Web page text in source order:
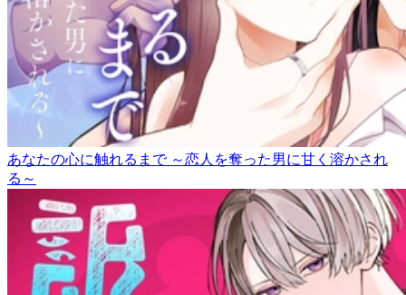
あなたの心に触れるまで ～恋人を奪った男に甘く溶かされ
る～